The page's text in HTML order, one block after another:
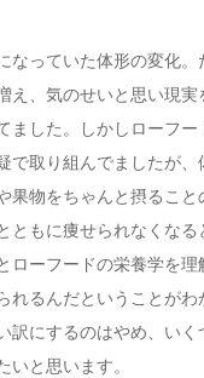
なっていた体形の変化。
え、気のせいと思い現実
ました。しかしローフー
で取り組んでましたが、
果物をちゃんと摂ること
ともに痩せられなくなる
ローフードの栄養学を理
れるんだということがわ
訳にするのはやめ、い
いと思います。